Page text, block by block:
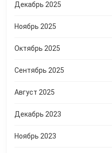
Декабрь 2025
Ноябрь 2025
Октябрь 2025
Сентябрь 2025
Август 2025
Декабрь 2023
Ноябрь 2023